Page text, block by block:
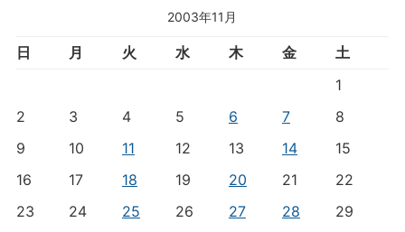
2003年11月
日 月 火 水 木 金
土
1
2
3 4 5 6 7
8
9
10 11 12 13 14
15
16
17 18 19 20 21
22
23
24 25 26 27 28
29